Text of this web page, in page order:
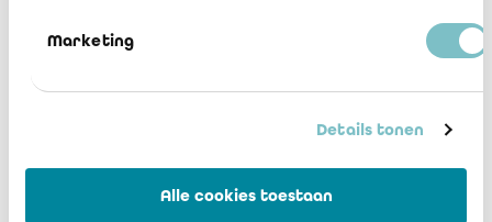
Marketing
Details tonen
Alle cookies toestaan
Communication 2020/06 : COVID-19 –